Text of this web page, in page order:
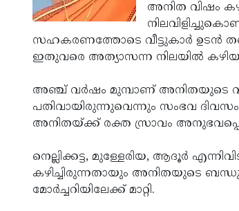
അനിത വിഷം
സഹകരണത്തോടെ വീട്ടുകാര്‍ ഉടന്‍
ഇതുവരെ അത്യാസന്ന നിലയില്‍
അഞ്ച് വര്‍ഷം മുമ്പാണ് അനിതയുടെ
പതിവായിരുന്നുവെന്നും സംഭവ
അനിതയ്ക്ക് രക്ത സ്രാവം
നെല്ലിക്കട്ട, മുള്ളേരിയ, ആദൂര്‍
കഴിച്ചിരുന്നതായും അനിതയുടെ
മോര്‍ച്ചറിയിലേക്ക് മാറ്റി.